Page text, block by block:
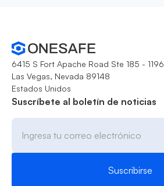
6415 S Fort Apache Road Ste 185 - 1196
Las Vegas, Nevada 89148
Estados Unidos
Suscríbete al boletín de noticias